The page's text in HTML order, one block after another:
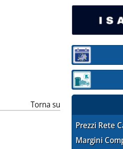
Torna su
Sezione:
Sezione:
Prezzi Rete
Margini